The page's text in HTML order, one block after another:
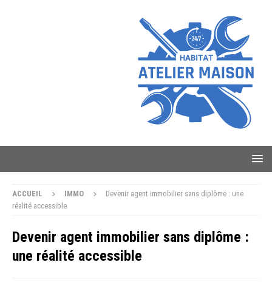
ACCUEIL IMMO
Devenir agent immobilier sans diplôme : une
réalité accessible
Devenir agent immobilier sans diplôme :
une réalité accessible